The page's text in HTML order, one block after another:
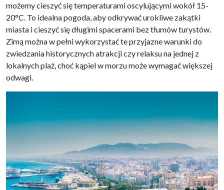
możemy cieszyć się temperaturami oscylującymi wokół 15-
20°C. To idealna pogoda, aby odkrywać urokliwe zakątki
miasta i cieszyć się długimi spacerami bez tłumów turystów.
Zimą można w pełni wykorzystać te przyjazne warunki do
zwiedzania historycznych atrakcji czy relaksu na jednej z
lokalnych plaż, choć kąpiel w morzu może wymagać większej
odwagi.